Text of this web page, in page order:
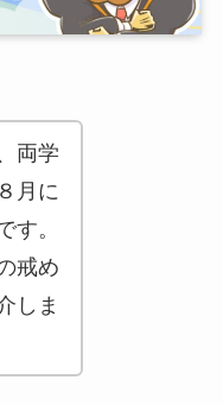
両学
月に
す。
戒め
しま